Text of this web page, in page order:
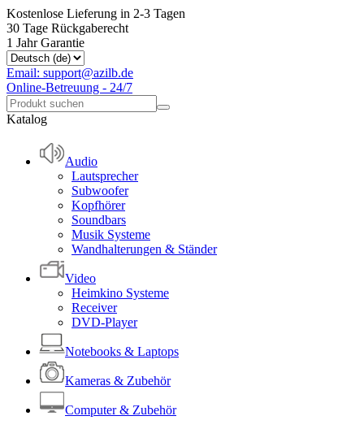
Kostenlose Lieferung in 2-3 Tagen
30 Tage Rückgaberecht
1 Jahr Garantie
Email: support@azilb.de
Online-Betreuung - 24/7
Katalog
Audio
Lautsprecher
Subwoofer
Kopfhörer
Soundbars
Musik Systeme
Wandhalterungen & Ständer
Video
Heimkino Systeme
Receiver
DVD-Player
Notebooks & Laptops
Kameras & Zubehör
Computer & Zubehör